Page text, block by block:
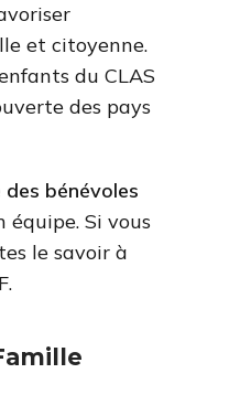
et citoyenne.
du CLAS
des pays
des bénévoles
équipe. Si vous
le savoir à